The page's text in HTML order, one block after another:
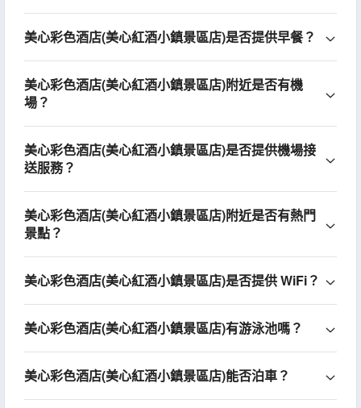
美心彩色酒店(美心紅酒小鎮景區店)是否提供早餐？
美心彩色酒店(美心紅酒小鎮景區店)附近是否有機
場？
美心彩色酒店(美心紅酒小鎮景區店)是否提供機場接
送服務？
美心彩色酒店(美心紅酒小鎮景區店)附近是否有熱門
景點？
美心彩色酒店(美心紅酒小鎮景區店)是否提供 WiFi？
美心彩色酒店(美心紅酒小鎮景區店)有游泳池嗎？
美心彩色酒店(美心紅酒小鎮景區店)能否泊車？